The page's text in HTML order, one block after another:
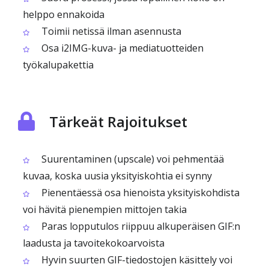
helppo ennakoida
Toimii netissä ilman asennusta
Osa i2IMG-kuva- ja mediatuotteiden
työkalupakettia
Tärkeät Rajoitukset
Suurentaminen (upscale) voi pehmentää
kuvaa, koska uusia yksityiskohtia ei synny
Pienentäessä osa hienoista yksityiskohdista
voi hävitä pienempien mittojen takia
Paras lopputulos riippuu alkuperäisen GIF:n
laadusta ja tavoitekokoarvoista
Hyvin suurten GIF-tiedostojen käsittely voi